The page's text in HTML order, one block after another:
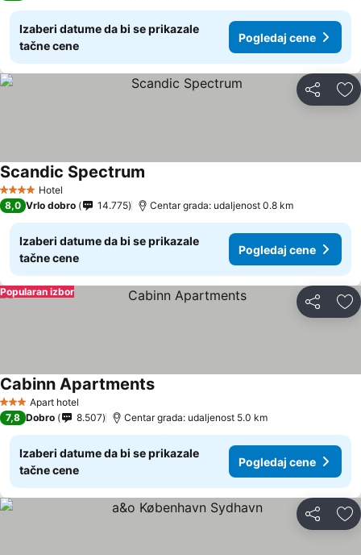
Izaberi datume da bi se prikazale
tačne cene
Pogledaj cene
Deli
4 ZvezdiceHotel
Scandic Spectrum
8,0 Vrlo dobro 14.775 Centar grada: udaljenost 0.8 km
Izaberi datume da bi se prikazale
tačne cene
Pogledaj cene
Deli
Popularan izbor
3 ZvezdiceApart hotel
Cabinn ApartmentsPogledaj cene
7,8 Dobro 8.507 Centar grada: udaljenost 5.0 km
Izaberi datume da bi se prikazale
tačne cene
Pogledaj cene
Deli